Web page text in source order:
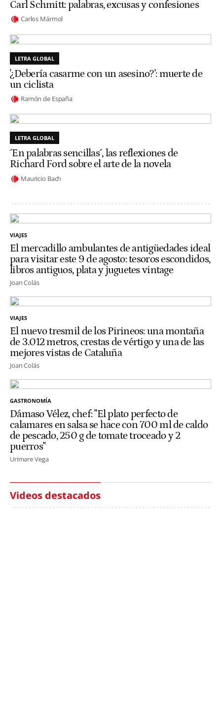
Carl Schmitt: palabras, excusas y confesiones
Carlos Mármol
LETRA GLOBAL
'¿Debería casarme con un asesino?': muerte de
un ciclista
Ramón de España
LETRA GLOBAL
´En palabras sencillas´, las reflexiones de
Richard Ford sobre el arte de la novela
Mauricio Bach
VIAJES
El mercadillo ambulantes de antigüedades ideal
para visitar este 9 de agosto: tesoros escondidos,
libros antiguos, plata y juguetes vintage
Joan Colás
VIAJES
El nuevo tresmil de los Pirineos: una montaña
de 3.012 metros, crestas de vértigo y una de las
mejores vistas de Cataluña
Joan Colás
GASTRONOMÍA
Dámaso Vélez, chef: "El plato perfecto de
calamares en salsa se hace con 700 ml de caldo
de pescado, 250 g de tomate troceado y 2
puerros"
Urimare Vega
Videos destacados